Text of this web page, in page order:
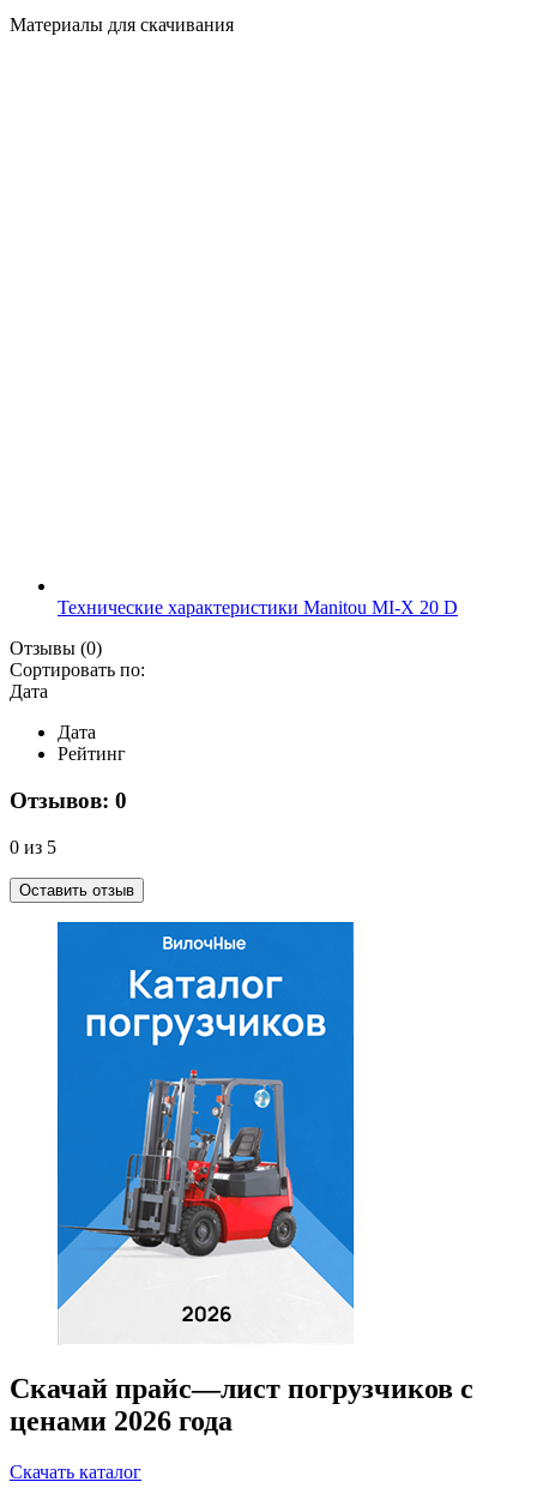
Материалы для скачивания
Технические характеристики Manitou MI-X 20 D
Отзывы (0)
Сортировать по:
Дата
Дата
Рейтинг
Отзывов: 0
0 из 5
Оставить отзыв
Скачай прайс—лист погрузчиков с
ценами 2026 года
Скачать каталог